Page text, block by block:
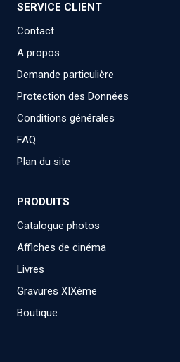
SERVICE CLIENT
Contact
A propos
Demande particulière
Protection des Données
Conditions générales
FAQ
Plan du site
PRODUITS
Catalogue photos
Affiches de cinéma
Livres
Gravures XIXème
Boutique